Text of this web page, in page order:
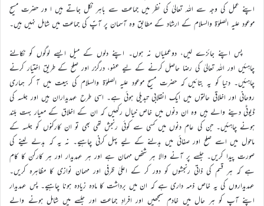
اپنے عمل کی وجہ سے اللہ تعالیٰ کی نظر میں جماعت سے باہر نکل جاتے ہیں ا ور حضرت مسیح
موعود علیہ الصلوٰة والسلام کے ارشاد کے مطابق وہ آسمان پر آپؑ کی جماعت میں شامل نہیں ہیں۔
پس اپنے جائزے لیں، دوعملیاں نہ ہوں۔ اپنے دلوں کے میل ایسے لوگوں کو نکالنے
چاہئیں اور اللہ تعالیٰ کی رضا حاصل کرنے کے لیے عفو، درگزر اور صلح کے طریق اختیار کرنے
چاہئیں۔ دنیا کو یہ بتائیں کہ حضرت مسیح موعود علیہ الصلوٰة والسلام کی بیعت میں آ کر ہماری
روحانی اور اخلاقی حالتوں میں ایک انقلابی تبدیلی ہوئی ہے۔ اسی طرح عہدیداران ہیں اور جلسہ کی
ڈیوٹی دینے والے ہیں وہ ان دنوں میں خاص خیال رکھیں کہ ان کے اخلاق کے معیار بہت بلند
ہونے چاہئیں۔ جن کی عام دنوں میں کسی سے کوئی رنجش تھی بھی تو ان کارکنوں کو جلسہ کے
ماحول میں اسے صلح اور صفائی میں بدلنے کے لیے پہل کرنی چاہیے۔ نہ یہ کہ بدلے لینے کی
صورت پیدا کریں۔ جلسے پر آنے والا ہر شخص مہمان ہے اور ہر عہدیدار اور ہر کارکن کا کام
ہے کہ ہر قسم کی ذاتی رنجشوں کو دور کر کے اعلیٰ ظرفی اور مہمان نوازی کا مظاہرہ کریں۔
عہدیداروں کی یہ خاص ذمہ داری ہے کہ ان میں برداشت کا مادہ زیادہ ہونا چاہیے۔ پس عہدیدار
اپنے آپ کو ہر حال میں خادم سمجھیں اور افرادِ جماعت اور جلسے میں شامل ہونے والے